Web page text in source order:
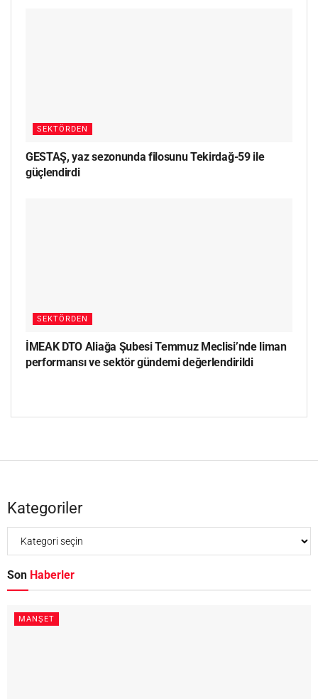
SEKTÖRDEN
GESTAŞ, yaz sezonunda filosunu Tekirdağ-59 ile
güçlendirdi
SEKTÖRDEN
İMEAK DTO Aliağa Şubesi Temmuz Meclisi’nde liman
performansı ve sektör gündemi değerlendirildi
Kategoriler
Son Haberler
MANŞET